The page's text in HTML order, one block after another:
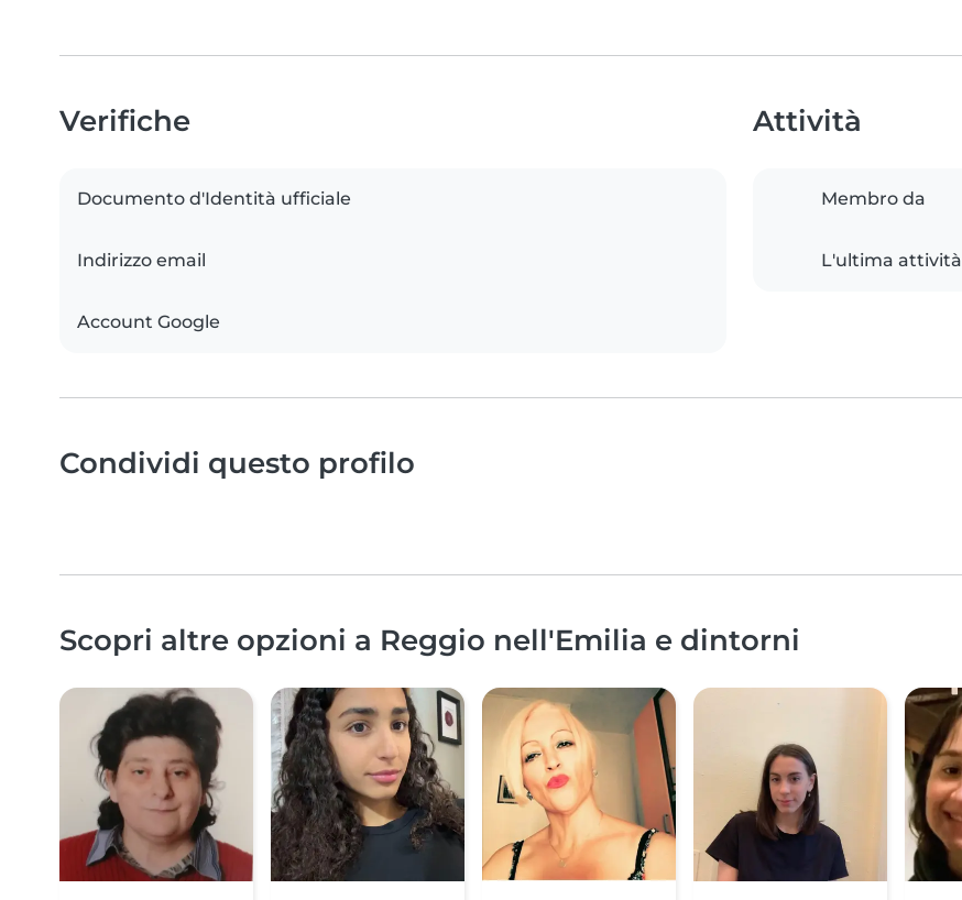
Verifiche
Documento d'Identità ufficiale
Indirizzo email
Account Google
Attività
Membro da
L'ultima attività
Condividi questo profilo
Scopri altre opzioni a Reggio nell'Emilia e dintorni